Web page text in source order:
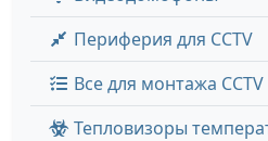
Периферия для CCTV
Все для монтажа CCTV
Тепловизоры